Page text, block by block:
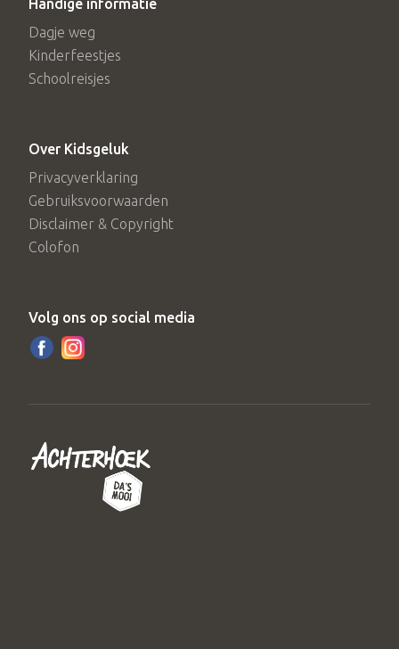
Handige informatie
Dagje weg
Kinderfeestjes
Schoolreisjes
Over Kidsgeluk
Privacyverklaring
Gebruiksvoorwaarden
Disclaimer & Copyright
Colofon
Volg ons op social media